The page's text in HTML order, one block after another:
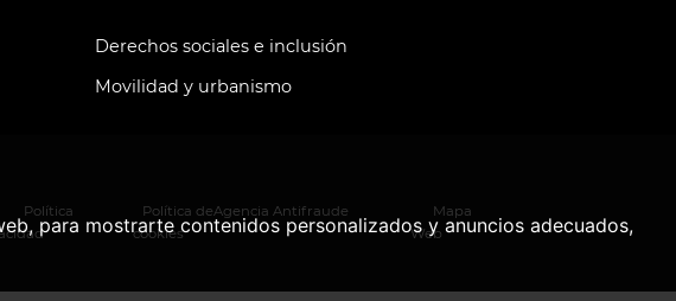
para mostrarte contenidos personalizados y anuncios adecuados,
Derechos sociales e inclusión
Movilidad y urbanismo
Política
Política de
cookies
Agencia Antifraude
Mapa
Web